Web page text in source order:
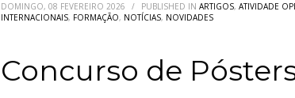
DOMINGO, 08 FEVEREIRO 2026 / PUBLISHED IN ARTIGOS, ATIVIDADE
INTERNACIONAIS, FORMAÇÃO, NOTÍCIAS, NOVIDADES
Concurso de